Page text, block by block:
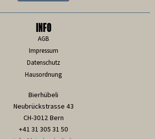
INFO
AGB
Impressum
Datenschutz
Hausordnung
Bierhübeli
Neubrückstrasse 43
CH-3012 Bern
+41 31 305 31 50